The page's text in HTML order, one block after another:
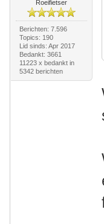
Roeifietser
Berichten: 7.596
Topics: 190
Lid sinds: Apr 2017
Bedankt: 3661
11223 x bedankt in
5342 berichten